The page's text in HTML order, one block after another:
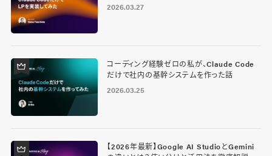
2026.03.27
コーディング経験ゼロの私が、Claude Code
だけで社内の基幹システムを作った話
2026.03.25
【2026年最新】Google AI StudioとGemini